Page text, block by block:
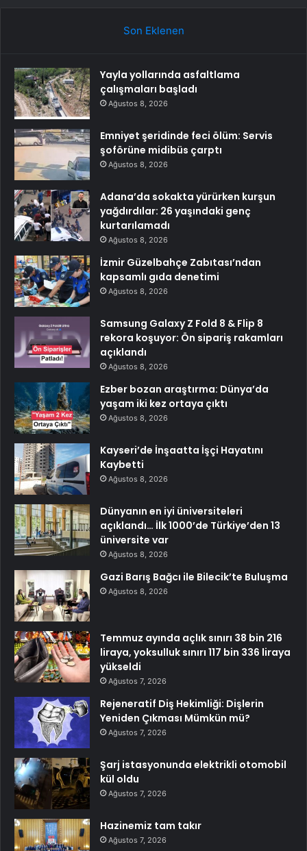
Son Eklenen
Yayla yollarında asfaltlama
çalışmaları başladı
Ağustos 8, 2026
Emniyet şeridinde feci ölüm: Servis
şoförüne midibüs çarptı
Ağustos 8, 2026
Adana’da sokakta yürürken kurşun
yağdırdılar: 26 yaşındaki genç
kurtarılamadı
Ağustos 8, 2026
İzmir Güzelbahçe Zabıtası’ndan
kapsamlı gıda denetimi
Ağustos 8, 2026
Samsung Galaxy Z Fold 8 & Flip 8
rekora koşuyor: Ön sipariş rakamları
açıklandı
Ağustos 8, 2026
Ezber bozan araştırma: Dünya’da
yaşam iki kez ortaya çıktı
Ağustos 8, 2026
Kayseri’de İnşaatta İşçi Hayatını
Kaybetti
Ağustos 8, 2026
Dünyanın en iyi üniversiteleri
açıklandı… İlk 1000’de Türkiye’den 13
üniversite var
Ağustos 8, 2026
Gazi Barış Bağcı ile Bilecik’te Buluşma
Ağustos 8, 2026
Temmuz ayında açlık sınırı 38 bin 216
liraya, yoksulluk sınırı 117 bin 336 liraya
yükseldi
Ağustos 7, 2026
Rejeneratif Diş Hekimliği: Dişlerin
Yeniden Çıkması Mümkün mü?
Ağustos 7, 2026
Şarj istasyonunda elektrikli otomobil
kül oldu
Ağustos 7, 2026
Hazinemiz tam takır
Ağustos 7, 2026